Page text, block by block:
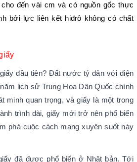
đến vài cm và có nguồn gốc thực
bởi lực liên kết hiđrô không có chất
đầu tiên? Đất nước tỷ dân với diện
lịch sử Trung Hoa Dân Quốc chính
minh quan trọng, và giấy là một trong
trình dài, giấy mới trở nên phổ biến
phá cuộc cách mạng xuyên suốt này
đã được phổ biến ở Nhật bản. Tới